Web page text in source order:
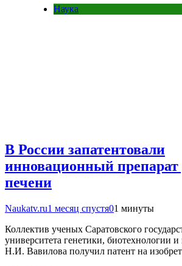
Наука
В России запатентовали
инновационный
печени
Naukatv.ru1 месяц спустя01 минуты
Коллектив ученых Саратовского
университета генетики, биотехнологии
Н.И. Вавилова получил патент на